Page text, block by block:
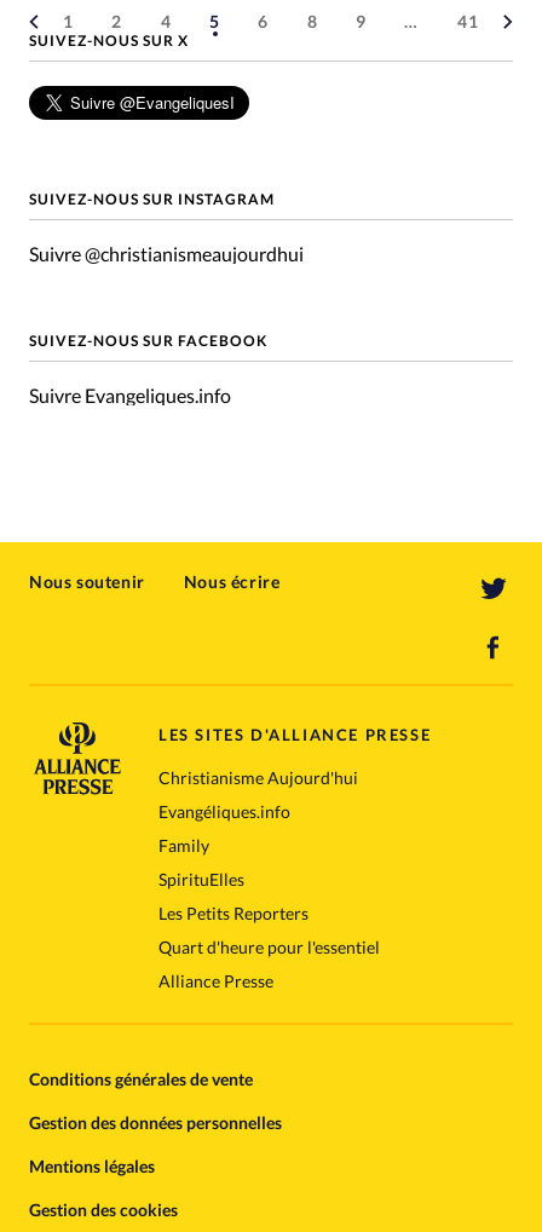
1 2 4 5 6 8 9 … 41
SUIVEZ-NOUS SUR X
SUIVEZ-NOUS SUR INSTAGRAM
Suivre @christianismeaujourdhui
SUIVEZ-NOUS SUR FACEBOOK
Suivre Evangeliques.info
Nous soutenir Nous écrire
LES SITES D'ALLIANCE PRESSE
Christianisme Aujourd'hui
Evangéliques.info
Family
SpirituElles
Les Petits Reporters
Quart d'heure pour l'essentiel
Alliance Presse
Conditions générales de vente
Gestion des données personnelles
Mentions légales
Gestion des cookies